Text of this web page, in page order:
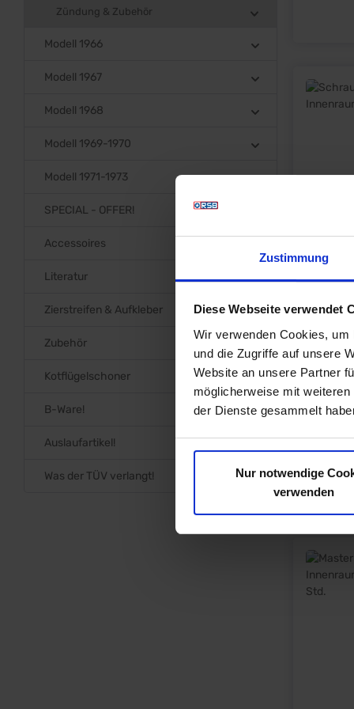
Zustimmung
Diese Webseite verwendet
Wir verwenden Cookies,
und die Zugriffe auf unsere
Website an unsere Partner
möglicherweise mit
der Dienste gesammelt
Nur notwendige
verwenden
Zündung & Zubehör
Modell 1966
Modell 1967
Modell 1968
Modell 1969-1970
Modell 1971-1973
SPECIAL - OFFER!
Accessoires
Literatur
Zierstreifen & Aufkleber
Zubehör
Kotflügelschoner
B-Ware!
Auslaufartikel!
Was der TÜV verlangt!